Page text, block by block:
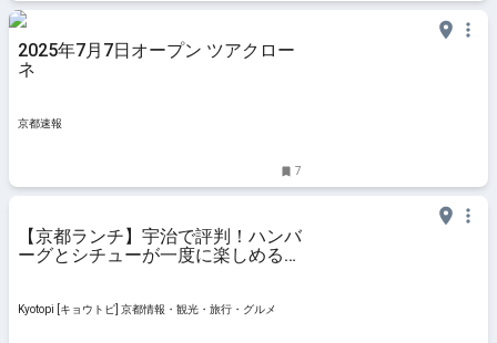
2025年7月7日オープン ツアクロー
ネ
京都速報
7
【京都ランチ】宇治で評判！ハンバ
ーグとシチューが一度に楽しめる
Kyotopi [キョウトピ] 京都情報・観光・旅行・グルメ